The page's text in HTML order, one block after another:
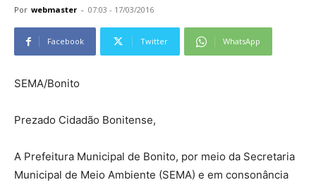
Por webmaster - 07:03 - 17/03/2016
Facebook Twitter WhatsApp
SEMA/Bonito
Prezado Cidadão Bonitense,
A Prefeitura Municipal de Bonito, por meio da Secretaria
Municipal de Meio Ambiente (SEMA) e em consonância